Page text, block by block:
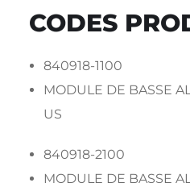
CODES
840918-1100
MODULE DE BASSE
US
840918-2100
MODULE DE BASSE